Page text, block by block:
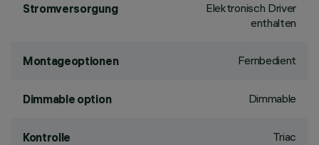
Stromversorgung
Elektronisch Driver
enthalten
Montageoptionen Fernbedient
Dimmable option Dimmable
Kontrolle Triac